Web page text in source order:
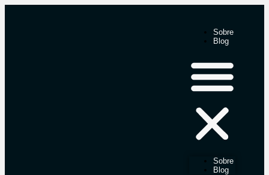
Sobre
Blog
Sobre
Blog